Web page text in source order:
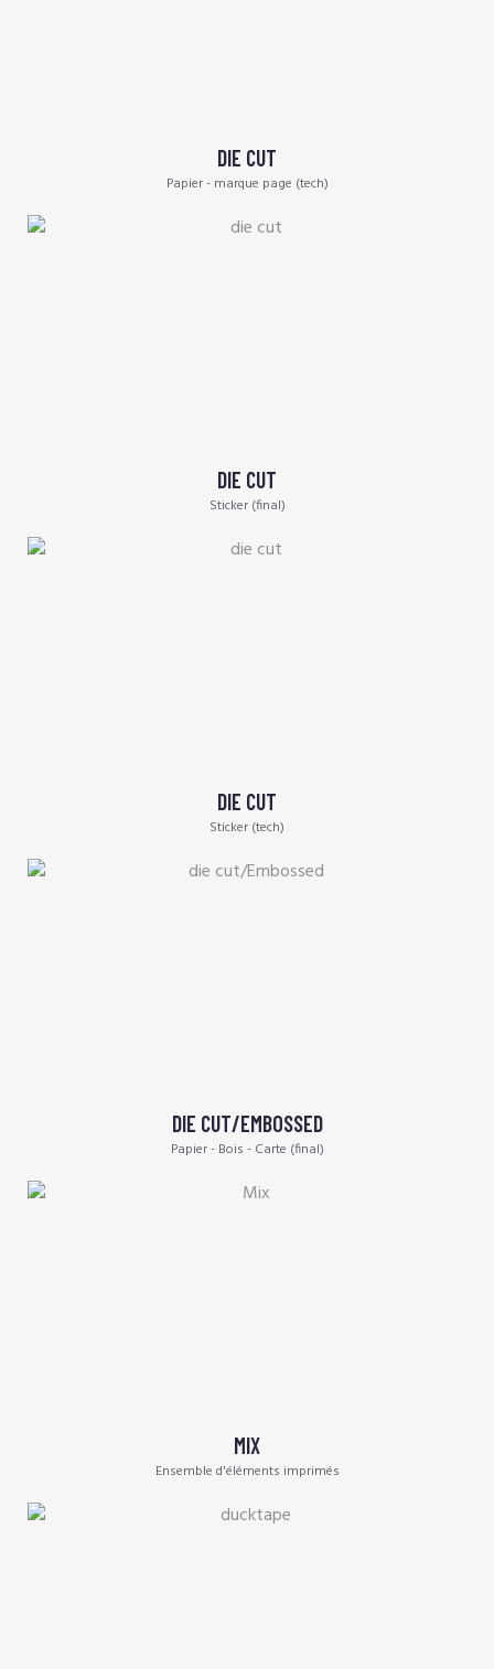
DIE CUT
Papier - marque page (tech)
DIE CUT
Sticker (final)
DIE CUT
Sticker (tech)
DIE CUT/EMBOSSED
Papier - Bois - Carte (final)
MIX
Ensemble d'éléments imprimés